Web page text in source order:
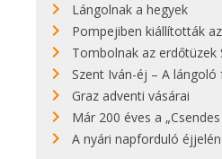
Lángolnak a hegyek
Pompejiben kiállították az ókori világ
Tombolnak az erdőtüzek
Szent Iván-éj – A lángoló
Graz adventi vásárai
Már 200 éves a „Csendes
A nyári napforduló éjjelén legendás hegyi